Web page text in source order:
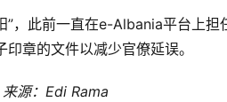
，此前一直在e-Albania平台上
章的文件以减少官僚延误。
源：Edi Rama